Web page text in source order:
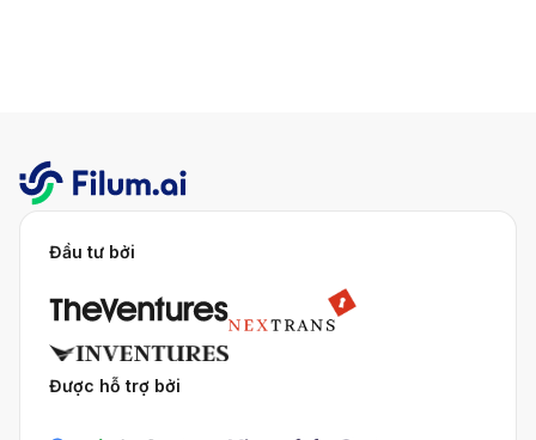
Đầu tư bởi
Được hỗ trợ bởi